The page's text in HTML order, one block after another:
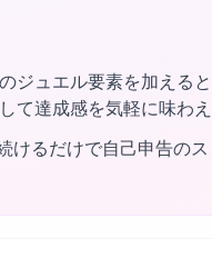
ュエル要素を加える
達成感を気軽に味わ
るだけで自己申告の